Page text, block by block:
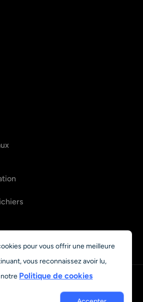
pour vous offrir une meilleure
vous reconnaissez avoir lu,
Politique de cookies